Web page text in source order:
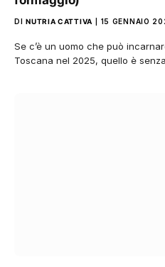
DI NUTRIA CATTIVA 15 GENNAIO
Se c’è un uomo che può
Toscana nel 2025, quello è